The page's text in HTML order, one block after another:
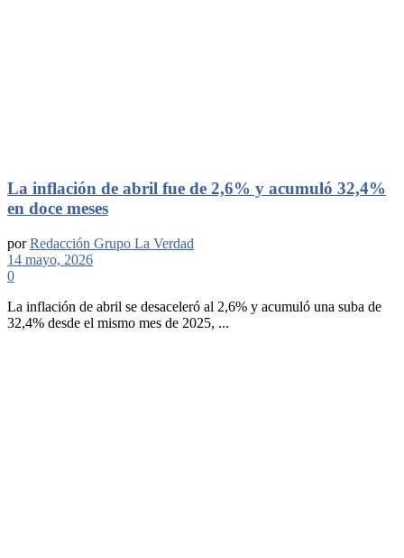
La inflación de abril fue de 2,6% y acumuló 32,4%
en doce meses
por Redacción Grupo La Verdad
14 mayo, 2026
0
La inflación de abril se desaceleró al 2,6% y acumuló una suba de
32,4% desde el mismo mes de 2025, ...